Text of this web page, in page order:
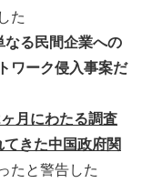
た
なる民間企業への
ワーク侵入事案だ
月にわたる調査
きた中国政府関
たと警告した